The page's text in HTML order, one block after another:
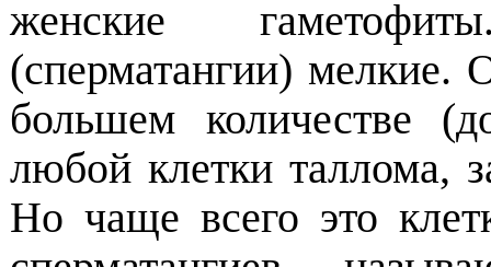
женские
(сперматангии) мелкие.
большем количестве
любой клетки таллома,
Но чаще всего это